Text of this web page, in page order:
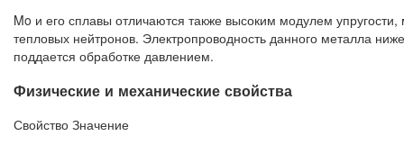
Mo и его сплавы отличаются также высоким модулем
тепловых нейтронов. Электропроводность данного металла
поддается обработке давлением.
Физические и механические свойства
Свойство Значение